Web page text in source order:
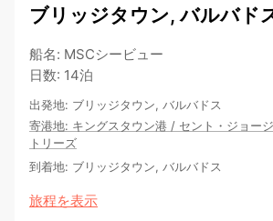
ブリッジタウン, バルバド
船名: MSCシービュー
日数: 14泊
出発地: ブリッジタウン, バルバドス
寄港地: キングスタウン港 / セント・ジョー
トリーズ
到着地: ブリッジタウン, バルバドス
旅程を表示